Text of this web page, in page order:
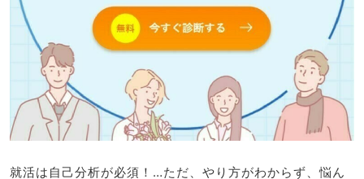
就活は自己分析が必須！…ただ、やり方がわからず、悩ん